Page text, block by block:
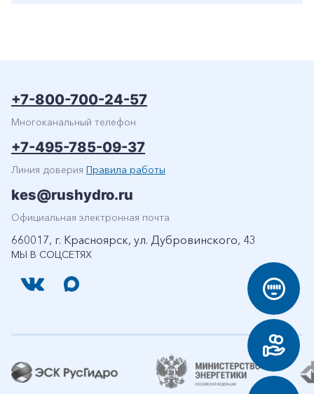
МЫ В СОЦСЕТЯХ
+7-800-700-24-57
Многоканальный телефон
+7-495-785-09-37
Линия доверия Правила работы
kes@rushydro.ru
Официальная электронная почта
660017, г. Красноярск, ул. Дубровинского, 43